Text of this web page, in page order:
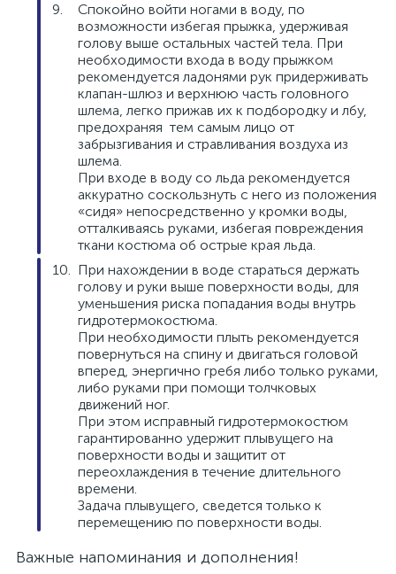
Спокойно войти ногами в воду, по
возможности избегая прыжка, удерживая
голову выше остальных частей тела. При
необходимости входа в воду прыжком
рекомендуется ладонями рук придерживать
клапан-шлюз и верхнюю часть головного
шлема, легко прижав их к подбородку и лбу,
предохраняя тем самым лицо от
забрызгивания и стравливания воздуха из
шлема.
При входе в воду со льда рекомендуется
аккуратно соскользнуть с него из положения
«сидя» непосредственно у кромки воды,
отталкиваясь руками, избегая повреждения
ткани костюма об острые края льда.
При нахождении в воде стараться держать
голову и руки выше поверхности воды, для
уменьшения риска попадания воды внутрь
гидротермокостюма.
При необходимости плыть рекомендуется
повернуться на спину и двигаться головой
вперед, энергично гребя либо только руками,
либо руками при помощи толчковых
движений ног.
При этом исправный гидротермокостюм
гарантированно удержит плывущего на
поверхности воды и защитит от
переохлаждения в течение длительного
времени.
Задача плывущего, сведется только к
перемещению по поверхности воды.
Важные напоминания и дополнения!